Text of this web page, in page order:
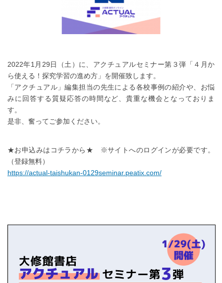
2022年1月29日（土）に、アクチュアルセミナー第３弾「４月か
ら使える！探究学習の進め方」を開催致します。
「アクチュアル」編集担当の先生による各校事例の紹介や、お悩
みに回答する質疑応答の時間など、貴重な機会となっておりま
す。
是非、奮ってご参加ください。
★お申込みはコチラから★ ※サイトへのログインが必要です。
（登録無料）
https://actual-taishukan-0129seminar.peatix.com/